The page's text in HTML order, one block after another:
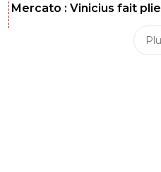
Mercato : Vinicius fait